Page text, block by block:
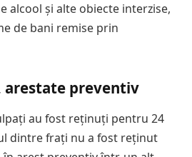
alcool și alte obiecte interzise,
de bani remise prin
arestate preventiv
au fost reținuți pentru 24
dintre frați nu a fost reținut